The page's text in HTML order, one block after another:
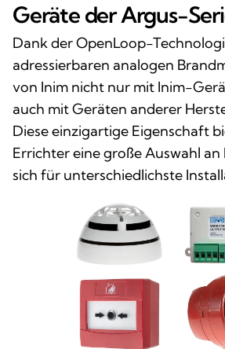
Geräte der Argus-
Dank der OpenLoop-
adressierbaren analogen
von Inim nicht nur mit Inim-
auch mit Geräten anderer
Diese einzigartige Eigenschaft
Errichter eine große Auswahl an
sich für unterschiedlichste